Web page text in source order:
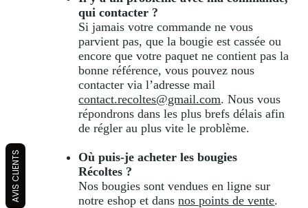
qui contacter ?
Si jamais votre commande ne vous
parvient pas, que la bougie est cassée ou
encore que votre paquet ne contient pas la
bonne référence, vous pouvez nous
contacter via l’adresse mail
contact.recoltes@gmail.com. Nous vous
répondrons dans les plus brefs délais afin
de régler au plus vite le problème.
Où puis-je acheter les bougies
Récoltes ?
Nos bougies sont vendues en ligne sur
notre eshop et dansnos points de vente.
AVIS CLIENTS